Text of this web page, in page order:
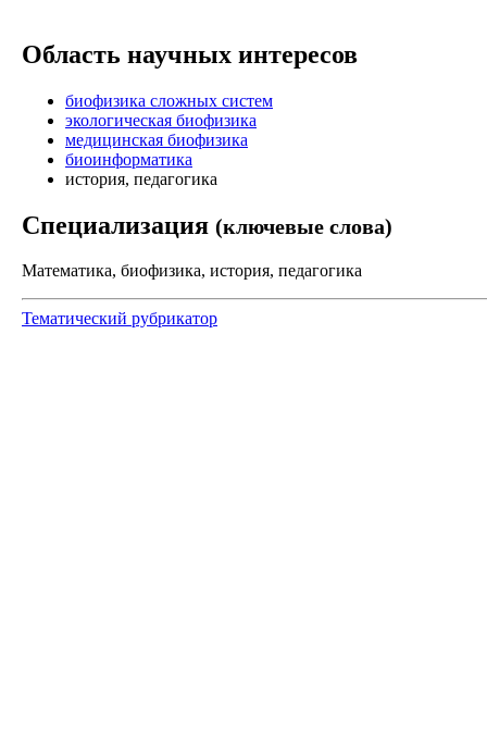
Область научных интересов
биофизика сложных систем
экологическая биофизика
медицинская биофизика
биоинформатика
история, педагогика
Специализация (ключевые слова)
Математика, биофизика, история, педагогика
Тематический рубрикатор